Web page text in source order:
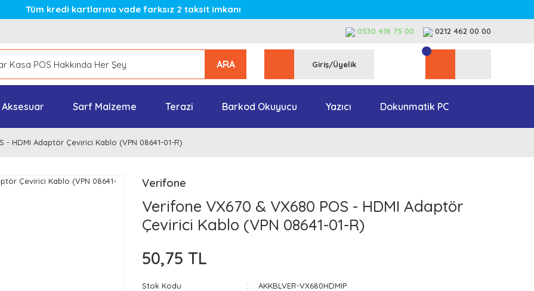
Tüm kredi kartlarına vade farksız 2 taksit imkanı
0530 418 75 00 0212 462 00 00
ARA Giriş/Üyelik
Aksesuar Sarf Malzeme Terazi Barkod Okuyucu Yazıcı Dokunmatik PC
- HDMI Adaptör Çevirici Kablo (VPN 08641-01-R)
Verifone
Verifone VX670 & VX680 POS - HDMI Adaptör
Çevirici Kablo (VPN 08641-01-R)
50,75 TL
Stok Kodu
AKKBLVER-VX680HDMIP